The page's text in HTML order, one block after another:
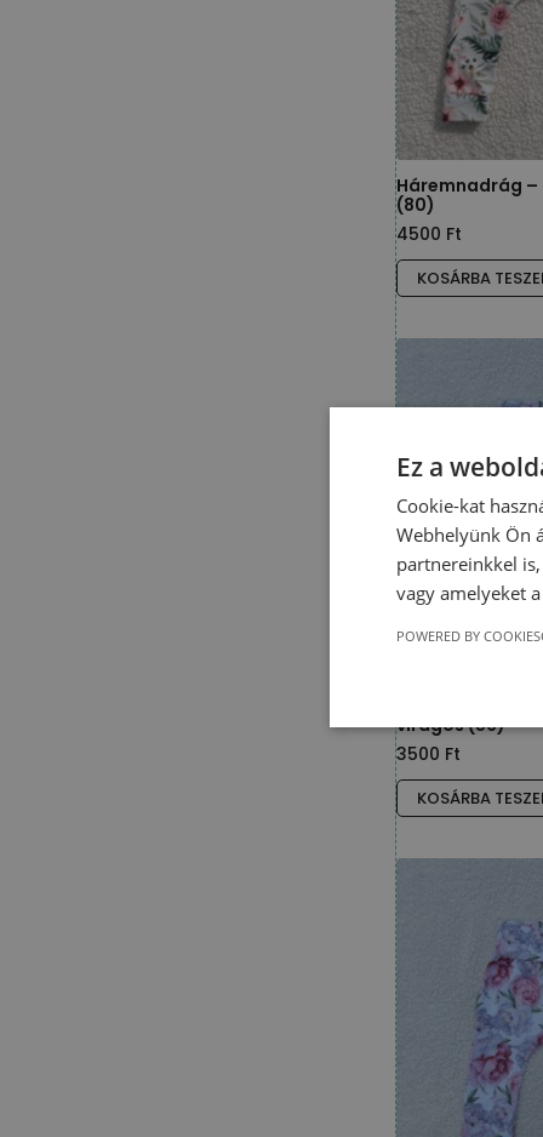
Háremnadrág
(80)
4500 Ft
KOSÁRBA
virágos (56)
3500 Ft
KOSÁRBA
Ez a
Cookie-kat
Webhelyünk Ön
partnereinkkel
vagy amelyeket
POWERED BY